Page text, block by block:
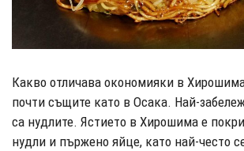
Какво отличава окономияки в
почти същите като в Осака. Най-
са нудлите. Ястието в Хирошима е
нудли и пържено яйце, като най-често